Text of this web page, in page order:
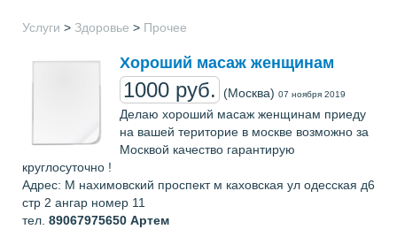
Услуги > Здоровье > Прочее
Хороший масаж женщинам
1000 руб. (Москва) 07 ноября 2019
Делаю хороший масаж женщинам приеду
на вашей територие в москве возможно за
Москвой качество гарантирую
круглосуточно !
Адрес: М нахимовский проспект м каховская ул одесская д6
стр 2 ангар номер 11
тел. 89067975650 Артем